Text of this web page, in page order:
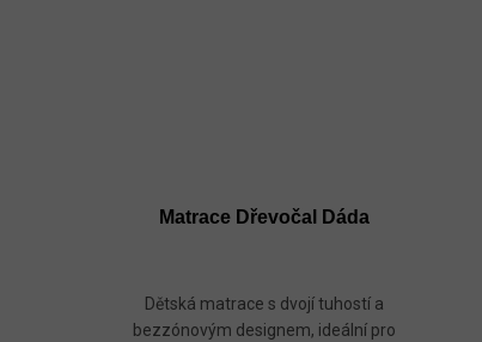
Matrace Dřevočal Dáda
Dětská matrace s dvojí tuhostí a
bezzónovým designem, ideální pro